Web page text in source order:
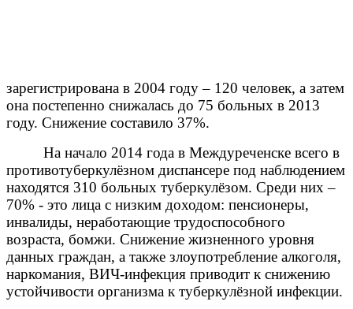
зарегистрирована в 2004 году – 120 человек, а затем
она постепенно снижалась до 75 больных в 2013
году. Снижение составило 37%.
На начало 2014 года в Междуреченске всего в
противотуберкулёзном диспансере под наблюдением
находятся 310 больных туберкулёзом. Среди них –
70% - это лица с низким доходом: пенсионеры,
инвалиды, неработающие трудоспособного
возраста, бомжи. Снижение жизненного уровня
данных граждан, а также злоупотребление алкоголя,
наркомания, ВИЧ-инфекция приводит к снижению
устойчивости организма к туберкулёзной инфекции.